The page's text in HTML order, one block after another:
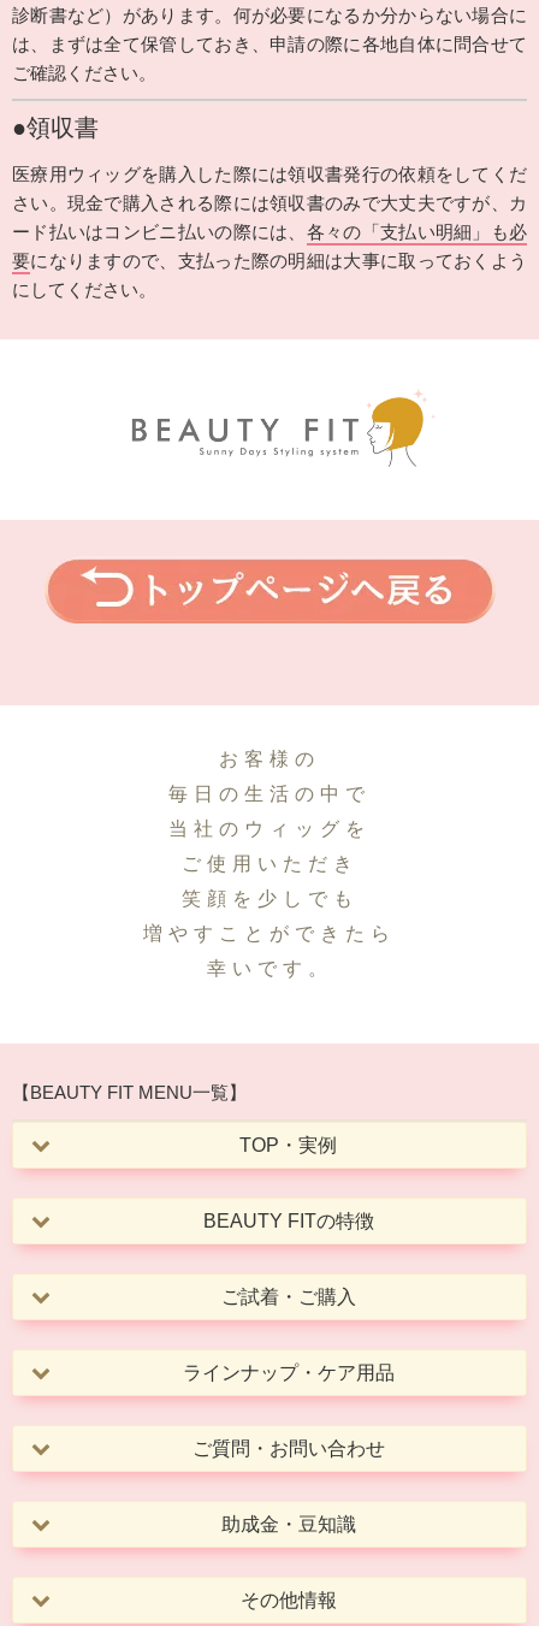
診断書など）があります。何が必要になるか分からない場合に
は、まずは全て保管しておき、申請の際に各地自体に問合せて
ご確認ください。
●領収書
医療用ウィッグを購入した際には領収書発行の依頼をしてくだ
さい。現金で購入される際には領収書のみで大丈夫ですが、カ
ード払いはコンビニ払いの際には、 各々の「支払い明細」も必
要になりますので、支払った際の明細は大事に取っておくよう
にしてください。
お客様の
毎日の生活の中で
当社のウィッグを
ご使用いただき
笑顔を少しでも
増やすことができたら
幸いです。
【BEAUTY FIT MENU一覧】
TOP・実例
BEAUTY FITの特徴
ご試着・ご購入
ラインナップ・ケア用品
ご質問・お問い合わせ
助成金・豆知識
その他情報